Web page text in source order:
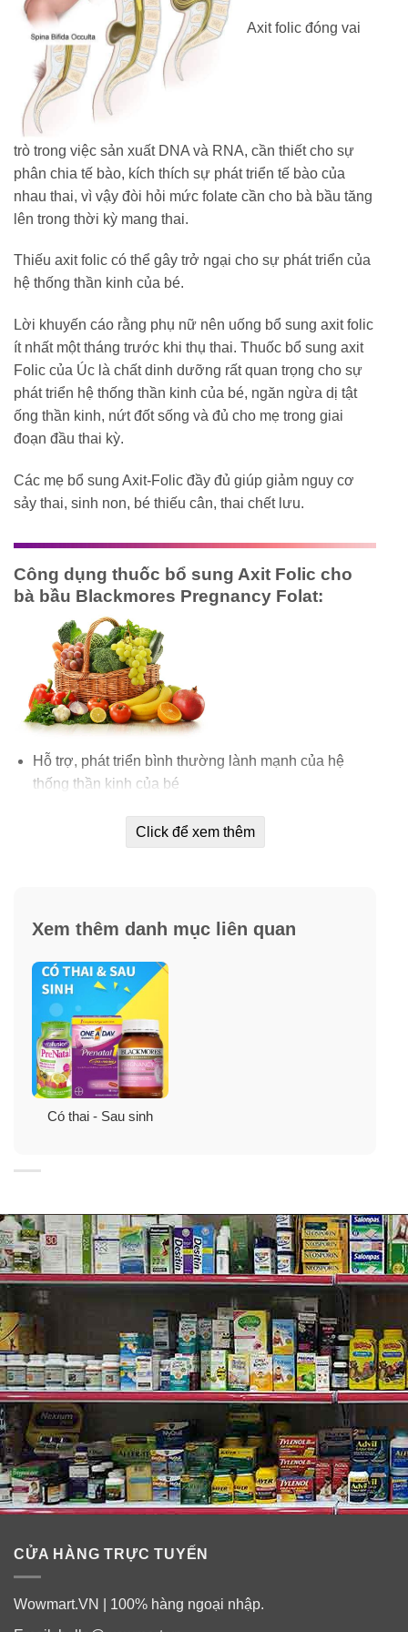
Axit folic đóng vai
trò trong việc sản xuất DNA và RNA, cần thiết cho sự
phân chia tế bào, kích thích sự phát triển tế bào của
nhau thai, vì vậy đòi hỏi mức folate cần cho bà bầu tăng
lên trong thời kỳ mang thai.
Thiếu axit folic có thể gây trở ngại cho sự phát triển của
hệ thống thần kinh của bé.
Lời khuyến cáo rằng phụ nữ nên uống bổ sung axit folic
ít nhất một tháng trước khi thụ thai. Thuốc bổ sung axit
Folic của Úc là chất dinh dưỡng rất quan trọng cho sự
phát triển hệ thống thần kinh của bé, ngăn ngừa dị tật
ống thần kinh, nứt đốt sống và đủ cho mẹ trong giai
đoạn đầu thai kỳ.
Các mẹ bổ sung Axit-Folic đầy đủ giúp giảm nguy cơ
sảy thai, sinh non, bé thiếu cân, thai chết lưu.
Công dụng thuốc bổ sung Axit Folic cho
bà bầu Blackmores Pregnancy Folat:
Hỗ trợ, phát triển bình thường lành mạnh của hệ
thống thần kinh của bé
Hỗ trợ sản xuất tế bào hồng cầu khỏe mạnh.
Giúp bé phát triển chiều cao ngay từ trog bụng mẹ.
Ai cần uống thuốc Blackmores Pregnancy
Folat?
Thích hợp cho sử dụng trước khi mang thai và trong
suốt thời kỳ mang thai
Thành phần viên uống bổ sung axit Folic
Axit Folic (Folic Acid)………………………………………
Không chứa thêm: muối, gluten, men, bột mỳ, sữa, chất
bảo quản, màu nhân tạo, hương vị nhân tạo hoăc chất
tạo ngọt nhân tạo.
Uống thuốc bổ axit Folic cho bà bầu
Blackmores Pregnancy Folat như thế nào?
Uống một viên Blackmores Pregnancy Folat mỗi
ngày sau bữa ăn, hoặc theo chỉ dẫn của bác sỹ.
Lưu ý:
Click để xem thêm
Xem thêm danh mục liên quan
Có thai - Sau sinh
CỬA HÀNG TRỰC TUYẾN
Wowmart.VN | 100% hàng ngoại nhập.